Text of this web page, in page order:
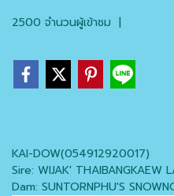
2500 จำนวนผู้เข้าชม |
KAI-DOW(054912920017)
Sire: WIJAK' THAIBANGKAEW
Dam: SUNTORNPHU'S